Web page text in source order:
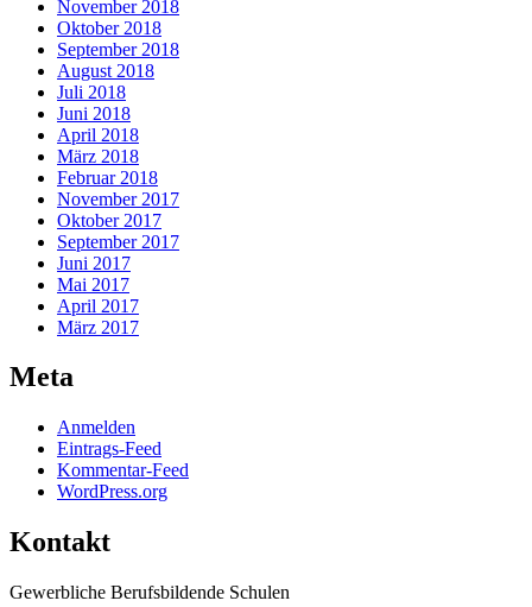
November 2018
Oktober 2018
September 2018
August 2018
Juli 2018
Juni 2018
April 2018
März 2018
Februar 2018
November 2017
Oktober 2017
September 2017
Juni 2017
Mai 2017
April 2017
März 2017
Meta
Anmelden
Eintrags-Feed
Kommentar-Feed
WordPress.org
Kontakt
Gewerbliche Berufsbildende Schulen